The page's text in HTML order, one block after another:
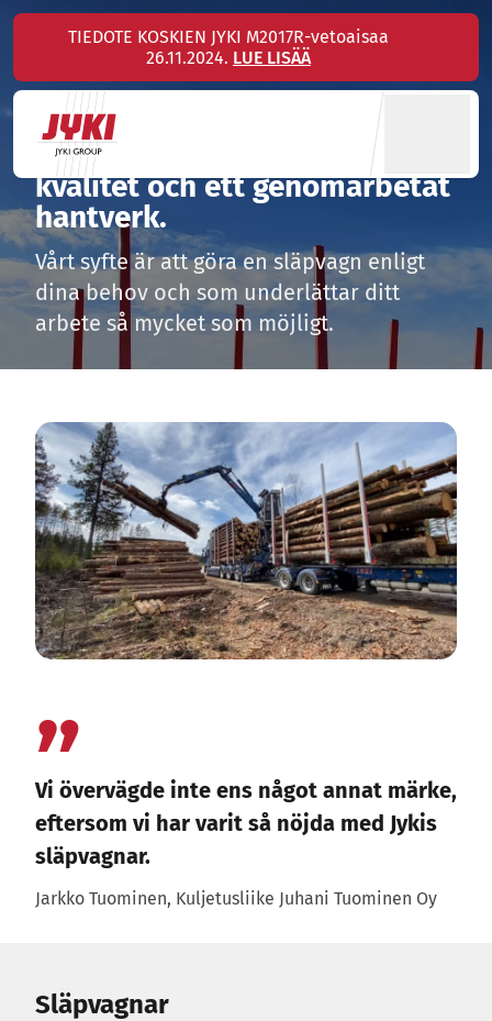
Hyppää
sisältöönTIEDOTE KOSKIEN JYKI M2017R-vetoaisaa
26.11.2024. LUE LISÄÄ
Släpvagnar
Varje släpvagn vi gör är av hög
kvalitet och ett genomarbetat
hantverk.
Vårt syfte är att göra en släpvagn enligt
dina behov och som underlättar ditt
arbete så mycket som möjligt.
Vi övervägde inte ens något annat märke,
eftersom vi har varit så nöjda med Jykis
släpvagnar.
Jarkko Tuominen, Kuljetusliike Juhani Tuominen Oy
Släpvagnar